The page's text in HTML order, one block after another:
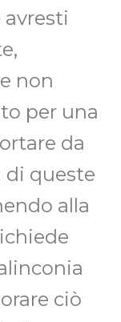
non
per una
da
di queste
alla
ciò